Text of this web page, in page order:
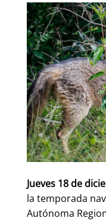
Jueves 18 de
la temporada
Autónoma